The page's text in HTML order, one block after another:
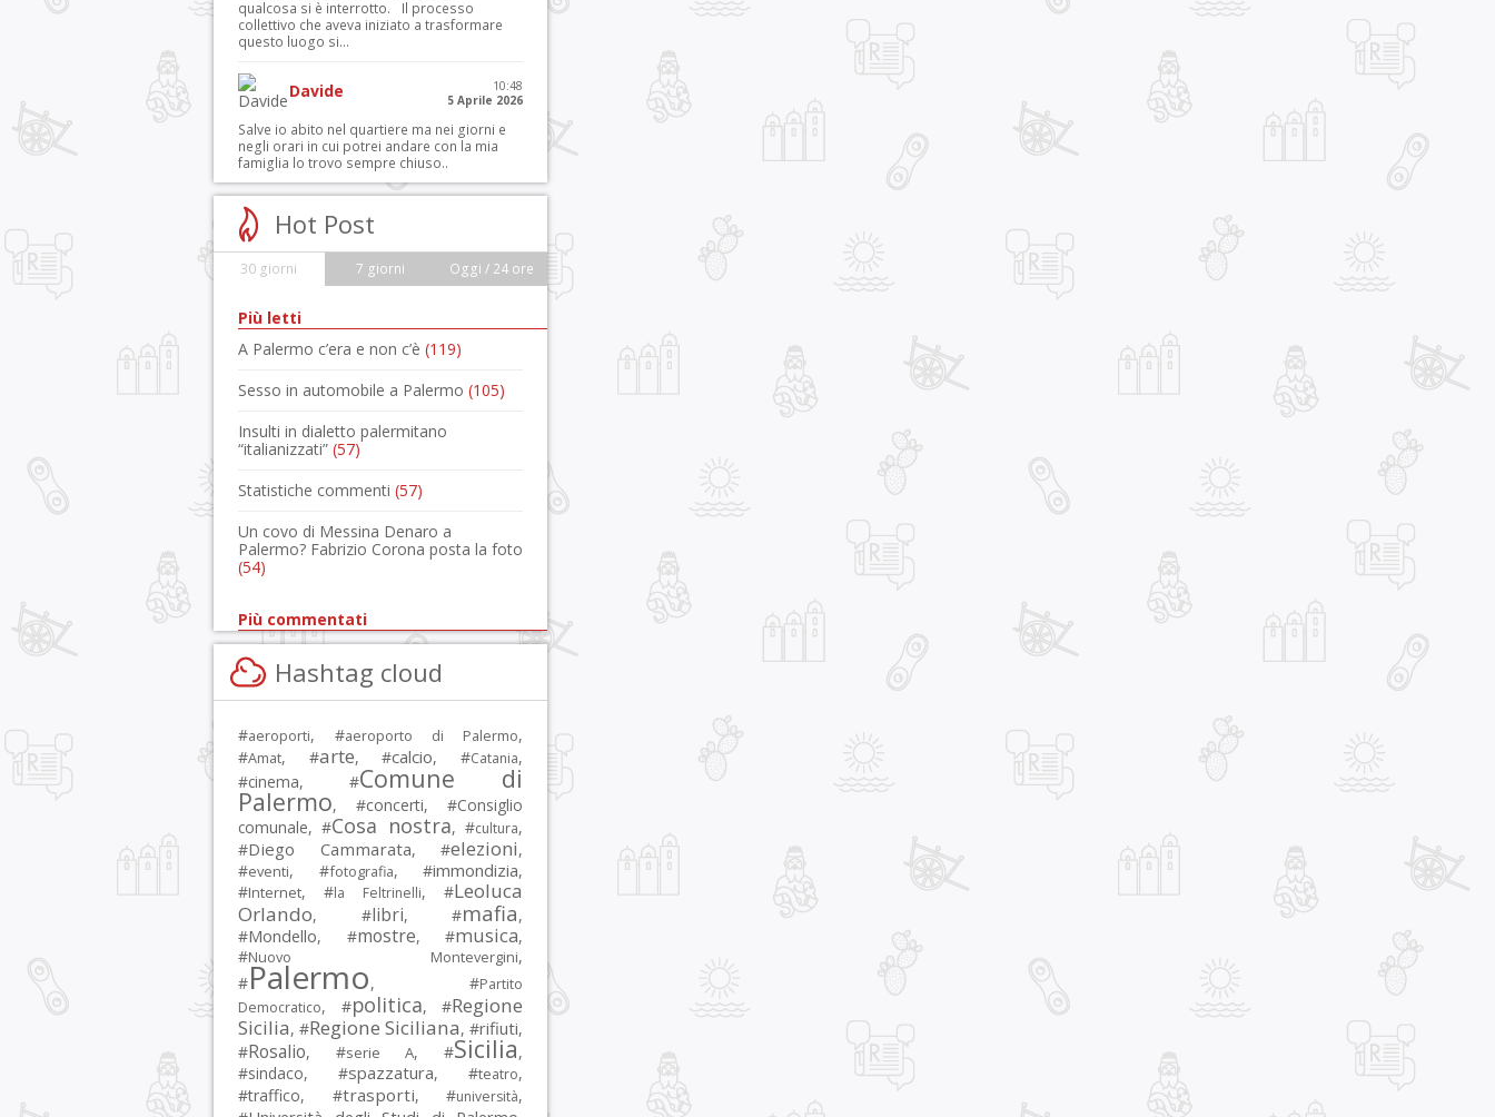
qualcosa si è interrotto. Il processo
collettivo che aveva iniziato a trasformare
questo luogo si...
Davide
10:48
5 Aprile 2026
Salve io abito nel quartiere ma nei giorni e
negli orari in cui potrei andare con la mia
famiglia lo trovo sempre chiuso..
Hot Post
30 giorni 7 giorni Oggi / 24 ore
Più letti
A Palermo c’era e non c’è (119)
Sesso in automobile a Palermo (105)
Insulti in dialetto palermitano
“italianizzati” (57)
Statistiche commenti (57)
Un covo di Messina Denaro a
Palermo? Fabrizio Corona posta la foto
(54)
Più commentati
Hashtag cloud
#aeroporti, #aeroporto di Palermo,
#Amat, #arte, #calcio, #Catania,
#cinema, #Comune di
Palermo, #concerti, #Consiglio
comunale, #Cosa nostra, #cultura,
#Diego Cammarata, #elezioni,
#eventi, #fotografia, #immondizia,
#Internet, #la Feltrinelli, #Leoluca
Orlando, #libri, #mafia,
#Mondello, #mostre, #musica,
#Nuovo Montevergini,
#Palermo, #Partito
Democratico, #politica, #Regione
Sicilia, #Regione Siciliana, #rifiuti,
#Rosalio, #serie A, #Sicilia,
#sindaco, #spazzatura, #teatro,
#traffico, #trasporti, #università,